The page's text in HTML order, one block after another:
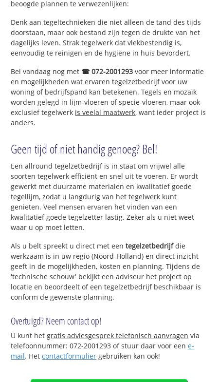
beoogde plannen te verwezenlijken:
Denk aan tegeltechnieken die niet alleen de tand des tijds
doorstaan, maar ook bestand zijn tegen de drukte van het
dagelijks leven. Strak tegelwerk dat vlekbestendig is,
eenvoudig te reinigen en de hygiëne in huis bevordert.
Bel vandaag nog met ☎ 072-2001293 voor meer informatie
en mogelijkheden wat ervaren tegelzetbedrijf voor uw
woning of bedrijfspand kan betekenen. Tegels en mozaïk
worden gelegd in lijm-vloeren of specie-vloeren, maar ook
exclusief tegelwerk is veelal maatwerk, want ieder project is
anders.
Geen tijd of niet handig genoeg? Bel!
Een allround tegelzetbedrijf is in staat om vrijwel alle
soorten tegelwerk efficiënt en snel uit te voeren. Er wordt
gewerkt met duurzame materialen en kwalitatief goede
tegellijm, zodat u langdurig van het tegelwerk kunt
genieten. Veel mensen ervaren het vinden van een
kwalitatief goede tegelzetter lastig. Zeker als u niet weet
waar u op moet letten.
Als u belt spreekt u direct met eentegelzetbedrijfdie
werkzaam is in uw regio (Noord-Holland) en direct inzicht
geeft in de mogelijkheden, kosten en planning. Tijdens de
'technische schouw' bekijkt een adviseur het project op
locatie en beoordeelt of een tegelzetbedrijf beschikbaar is
conform de gewenste planning.
Overtuigd? Neem contact op!
U kunt hetgratis adviesgesprek telefonisch aanvragen via
telefoonnummer: 072-2001293 of stuur daar voor eene-
mail. Hetcontactformulier gebruiken kan ook!